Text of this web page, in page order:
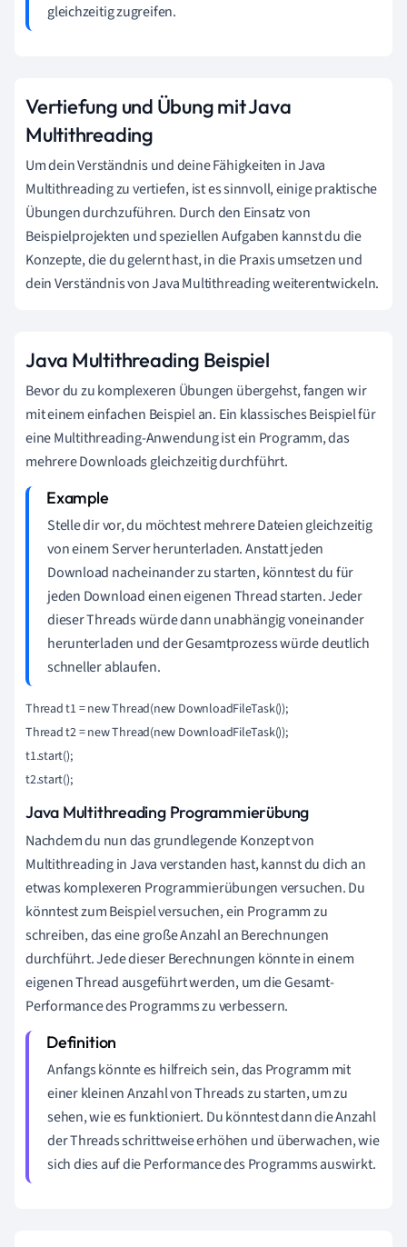
gleichzeitig zugreifen.
Vertiefung und Übung mit Java
Multithreading
Um dein Verständnis und deine Fähigkeiten in Java
Multithreading zu vertiefen, ist es sinnvoll, einige praktische
Übungen durchzuführen. Durch den Einsatz von
Beispielprojekten und speziellen Aufgaben kannst du die
Konzepte, die du gelernt hast, in die Praxis umsetzen und
dein Verständnis von Java Multithreading weiterentwickeln.
Java Multithreading Beispiel
Bevor du zu komplexeren Übungen übergehst, fangen wir
mit einem einfachen Beispiel an. Ein klassisches Beispiel für
eine Multithreading-Anwendung ist ein Programm, das
mehrere Downloads gleichzeitig durchführt.
Stelle dir vor, du möchtest mehrere Dateien gleichzeitig
von einem Server herunterladen. Anstatt jeden
Download nacheinander zu starten, könntest du für
jeden Download einen eigenen Thread starten. Jeder
dieser Threads würde dann unabhängig voneinander
herunterladen und der Gesamtprozess würde deutlich
schneller ablaufen.
Thread t1 = new Thread(new DownloadFileTask());
Thread t2 = new Thread(new DownloadFileTask());
t1.start();
t2.start();
Java Multithreading Programmierübung
Nachdem du nun das grundlegende Konzept von
Multithreading in Java verstanden hast, kannst du dich an
etwas komplexeren Programmierübungen versuchen. Du
könntest zum Beispiel versuchen, ein Programm zu
schreiben, das eine große Anzahl an Berechnungen
durchführt. Jede dieser Berechnungen könnte in einem
eigenen Thread ausgeführt werden, um die Gesamt-
Performance des Programms zu verbessern.
Anfangs könnte es hilfreich sein, das Programm mit
einer kleinen Anzahl von Threads zu starten, um zu
sehen, wie es funktioniert. Du könntest dann die Anzahl
der Threads schrittweise erhöhen und überwachen, wie
sich dies auf die Performance des Programms auswirkt.